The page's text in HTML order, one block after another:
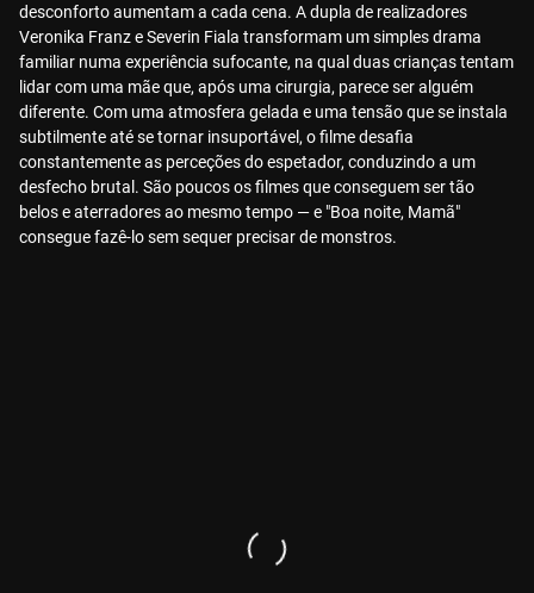
desconforto aumentam a cada cena. A dupla de realizadores
Veronika Franz e Severin Fiala transformam um simples drama
familiar numa experiência sufocante, na qual duas crianças tentam
lidar com uma mãe que, após uma cirurgia, parece ser alguém
diferente. Com uma atmosfera gelada e uma tensão que se instala
subtilmente até se tornar insuportável, o filme desafia
constantemente as perceções do espetador, conduzindo a um
desfecho brutal. São poucos os filmes que conseguem ser tão
belos e aterradores ao mesmo tempo — e "Boa noite, Mamã"
consegue fazê-lo sem sequer precisar de monstros.